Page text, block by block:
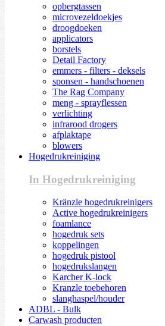
opbergtassen
microvezeldoekjes
droogdoeken
applicators
borstels
Detail Factory
emmers - filters - deksels
sponsen - handschoenen
The Rag Company
meng - sprayflessen
verlichting
infrarood drogers
afplaktape
blowers
Hogedrukreiniging
In Hogedrukreiniging
Kränzle hogedrukreinigers
Active hogedrukreinigers
foamlance
hogedruk sets
koppelingen
hogedruk pistool
hogedrukslangen
Karcher K-lock
Kranzle toebehoren
slanghaspel/houder
ADBL - Bulk
Carwash producten